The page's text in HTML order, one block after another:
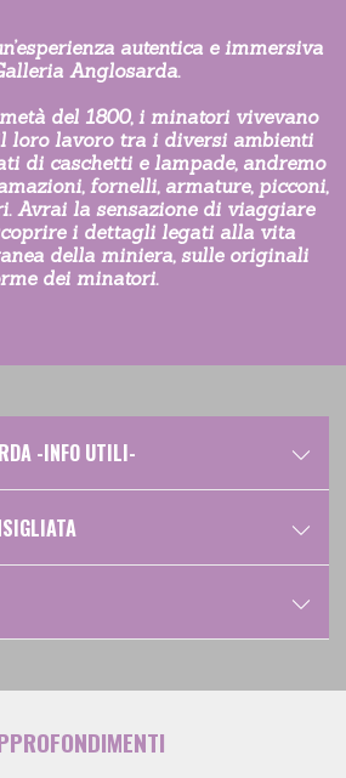
autentica e immersiva
Anglosarda.
del 1800, i minatori vivevano
loro lavoro tra i diversi ambienti
di caschetti e lampade, andremo
fornelli, armature, picconi,
Avrai la sensazione di viaggiare
i dettagli legati alla vita
della miniera, sulle originali
dei minatori.
-INFO UTILI-